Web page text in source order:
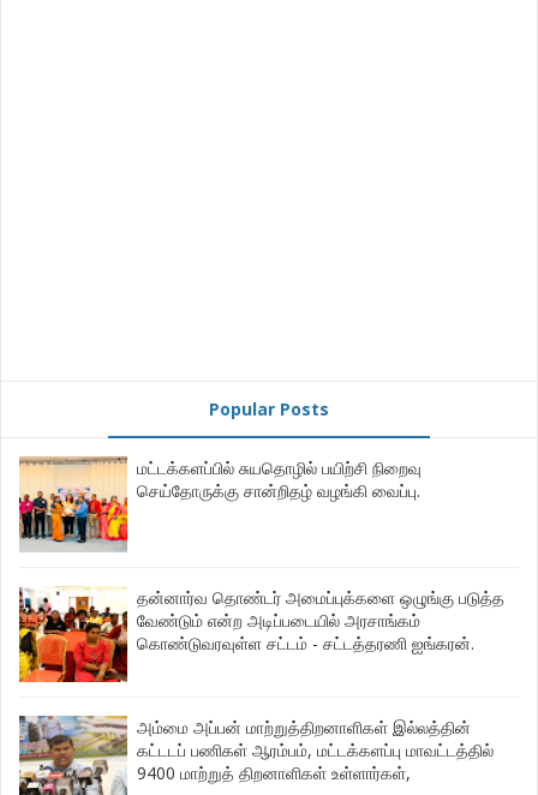
Popular Posts
மட்டக்களப்பில் சுயதொழில் பயிற்சி நிறைவு
செய்தோருக்கு சான்றிதழ் வழங்கி வைப்பு.
தன்னார்வ தொண்டர் அமைப்புக்களை ஒழுங்கு படுத்த
வேண்டும் என்ற அடிப்படையில் அரசாங்கம்
கொண்டுவரவுள்ள சட்டம் - சட்டத்தரணி ஐங்கரன்.
அம்மை அப்பன் மாற்றுத்திறனாளிகள் இல்லத்தின்
கட்டடப் பணிகள் ஆரம்பம், மட்டக்களப்பு மாவட்டத்தில்
9400 மாற்றுத் திறனாளிகள் உள்ளார்கள்,